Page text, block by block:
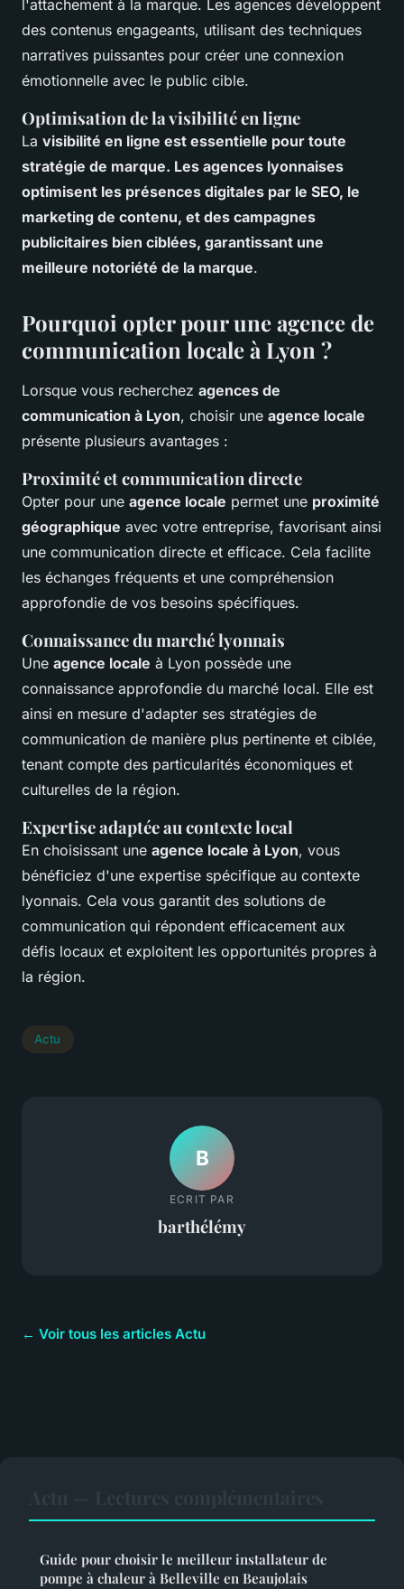
l'attachement à la marque. Les agences développent
des contenus engageants, utilisant des techniques
narratives puissantes pour créer une connexion
émotionnelle avec le public cible.
Optimisation de la visibilité en ligne
La visibilité en ligne est essentielle pour toute
stratégie de marque. Les agences lyonnaises
optimisent les présences digitales par le SEO, le
marketing de contenu, et des campagnes
publicitaires bien ciblées, garantissant une
meilleure notoriété de la marque.
Pourquoi opter pour une agence de
communication locale à Lyon ?
Lorsque vous recherchez agences de
communication à Lyon, choisir une agence locale
présente plusieurs avantages :
Proximité et communication directe
Opter pour une agence locale permet une proximité
géographique avec votre entreprise, favorisant ainsi
une communication directe et efficace. Cela facilite
les échanges fréquents et une compréhension
approfondie de vos besoins spécifiques.
Connaissance du marché lyonnais
Une agence locale à Lyon possède une
connaissance approfondie du marché local. Elle est
ainsi en mesure d'adapter ses stratégies de
communication de manière plus pertinente et ciblée,
tenant compte des particularités économiques et
culturelles de la région.
Expertise adaptée au contexte local
En choisissant une agence locale à Lyon, vous
bénéficiez d'une expertise spécifique au contexte
lyonnais. Cela vous garantit des solutions de
communication qui répondent efficacement aux
défis locaux et exploitent les opportunités propres à
la région.
Actu
B
ECRIT PAR
barthélémy
← Voir tous les articles Actu
Guide pour choisir le meilleur installateur de
pompe à chaleur à Belleville en Beaujolais